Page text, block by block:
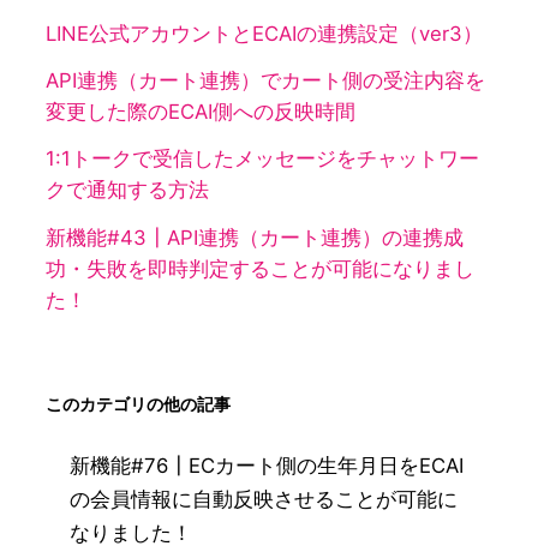
LINE公式アカウントとECAIの連携設定（ver3）
API連携（カート連携）でカート側の受注内容を
変更した際のECAI側への反映時間
1:1トークで受信したメッセージをチャットワー
クで通知する方法
新機能#43┃API連携（カート連携）の連携成
功・失敗を即時判定することが可能になりまし
た！
このカテゴリの他の記事
新機能#76┃ECカート側の生年月日をECAI
の会員情報に自動反映させることが可能に
なりました！